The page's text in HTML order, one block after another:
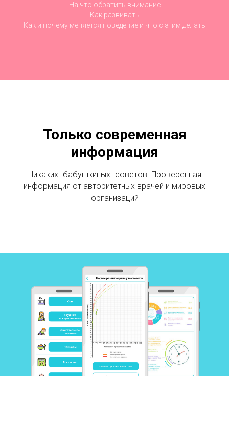
На что обратить внимание
Как развивать
Как и почему меняется поведение и что с этим делать
Только современная
информация
Никаких "бабушкиных" советов. Проверенная
информация от авторитетных врачей и мировых
организаций